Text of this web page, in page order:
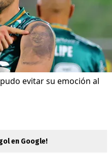
evitar su emoción al
en Google!